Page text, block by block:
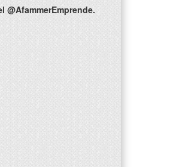
@AfammerEmprende.